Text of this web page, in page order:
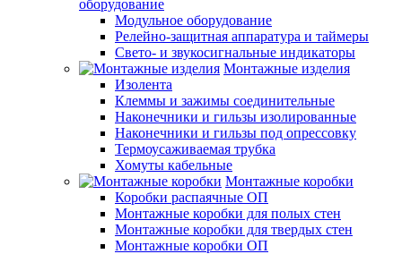
оборудование
Модульное оборудование
Релейно-защитная аппаратура и таймеры
Свето- и звукосигнальные индикаторы
Монтажные изделия
Изолента
Клеммы и зажимы соединительные
Наконечники и гильзы изолированные
Наконечники и гильзы под опрессовку
Термоусаживаемая трубка
Хомуты кабельные
Монтажные коробки
Коробки распаячные ОП
Монтажные коробки для полых стен
Монтажные коробки для твердых стен
Монтажные коробки ОП